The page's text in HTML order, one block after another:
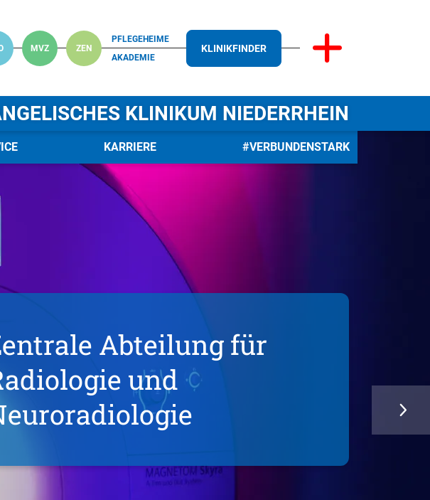
MVZ ZEN
PFLEGEHEIME
AKADEMIE
KLINIKFINDER
KLINIKUM NIEDERRHEIN
KARRIERE #VERBUNDENSTARK
Abteilung für
und